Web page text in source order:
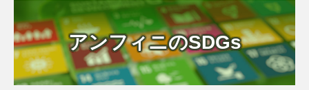
アンフィニのSDGs